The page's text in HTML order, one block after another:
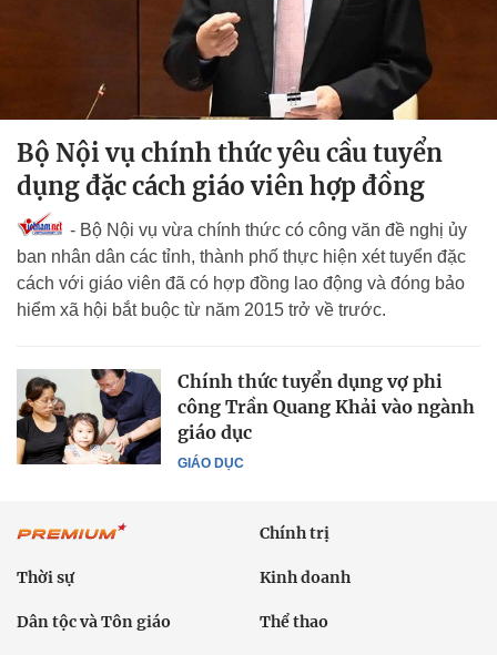
Bộ Nội vụ chính thức yêu cầu tuyển
dụng đặc cách giáo viên hợp đồng
- Bộ Nội vụ vừa chính thức có công văn đề nghị ủy
ban nhân dân các tỉnh, thành phố thực hiện xét tuyển đặc
cách với giáo viên đã có hợp đồng lao động và đóng bảo
hiểm xã hội bắt buộc từ năm 2015 trở về trước.
GIÁO DỤC
Chính thức tuyển dụng vợ phi
công Trần Quang Khải vào ngành
giáo dục
Chính trị
Thời sự Kinh doanh
Dân tộc và Tôn giáo Thể thao